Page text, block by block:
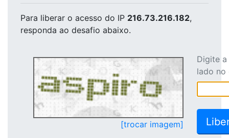
Para liberar o acesso do IP 216.73.216.182,
responda ao desafio abaixo.
[trocar imagem]
Digite
lado no